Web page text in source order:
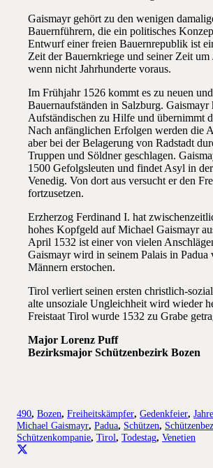
Gaismayr gehört zu den wenigen
Bauernführern, die ein politisches
Entwurf einer freien Bauernrepublik ist
Zeit der Bauernkriege und seiner Zeit um
wenn nicht Jahrhunderte voraus.
Im Frühjahr 1526 kommt es zu neuen
Bauernaufständen in Salzburg. Gaismayr
Aufständischen zu Hilfe und übernimmt
Nach anfänglichen Erfolgen werden die
aber bei der Belagerung von Radstadt
Truppen und Söldner geschlagen.
1500 Gefolgsleuten und findet Asyl in
Venedig. Von dort aus versucht er den
fortzusetzen.
Erzherzog Ferdinand I. hat
hohes Kopfgeld auf Michael Gaismayr
April 1532 ist einer von vielen
Gaismayr wird in seinem Palais in Padua
Männern erstochen.
Tirol verliert seinen ersten christlich-
alte unsoziale Ungleichheit wird wieder
Freistaat Tirol wurde 1532 zu Grabe
Major Lorenz Puff
Bezirksmajor Schützenbezirk Bozen
490, Bozen, Freiheitskämpfer, Gedenkfeier, Jahre
Michael Gaismayr, Padua, Schützen,
Schützenkompanie, Tirol, Todestag, Venetien